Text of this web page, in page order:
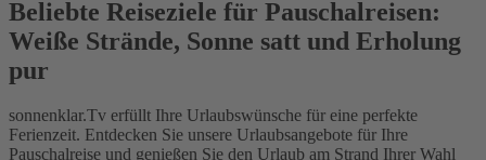
Beliebte Reiseziele für Pauschalreisen:
Weiße Strände, Sonne satt und Erholung
pur
sonnenklar.Tv erfüllt Ihre Urlaubswünsche für eine perfekte
Ferienzeit. Entdecken Sie unsere Urlaubsangebote für Ihre
Pauschalreise und genießen Sie den Urlaub am Strand Ihrer Wahl